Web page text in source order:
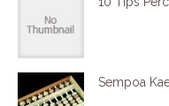
Sempoa